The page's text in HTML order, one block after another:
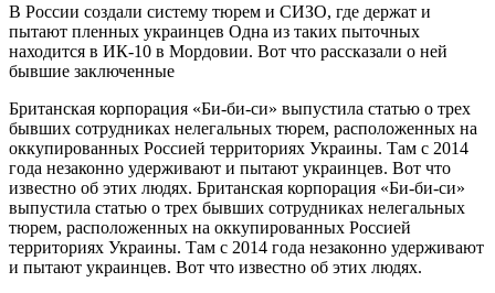
В России создали систему тюрем и СИЗО, где держат и
пытают пленных украинцев Одна из таких пыточных
находится в ИК-10 в Мордовии. Вот что рассказали о ней
бывшие заключенные
Британская корпорация «Би-би-си» выпустила статью о трех
бывших сотрудниках нелегальных тюрем, расположенных на
оккупированных Россией территориях Украины. Там с 2014
года незаконно удерживают и пытают украинцев. Вот что
известно об этих людях. Британская корпорация «Би-би-си»
выпустила статью о трех бывших сотрудниках нелегальных
тюрем, расположенных на оккупированных Россией
территориях Украины. Там с 2014 года незаконно удерживают
и пытают украинцев. Вот что известно об этих людях.